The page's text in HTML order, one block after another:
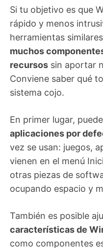
Si tu objetivo es que
rápido y menos
herramientas
muchos
recursos sin aportar
Conviene saber qué
sistema cojo.
En primer lugar,
aplicaciones por
vez se usan: juegos,
vienen en el menú
otras piezas de
ocupando espacio y
También es posible
características de
como componentes